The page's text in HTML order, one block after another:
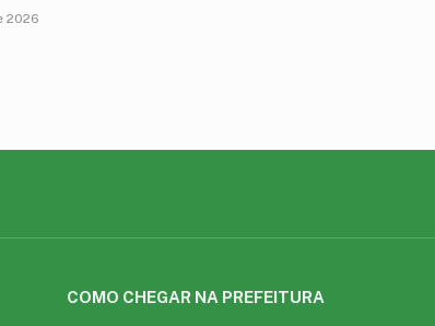
2026
COMO CHEGAR NA PREFEITURA